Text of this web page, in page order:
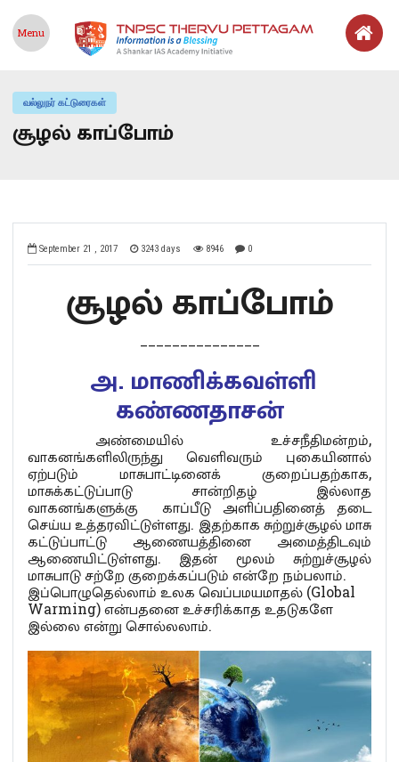
Menu
வல்லுநர் கட்டுரைகள்
சூழல் காப்போம்
September 21 , 2017 3243 days 8946 0
சூழல் காப்போம்
அ. மாணிக்கவள்ளி
கண்ணதாசன்
அண்மையில் உச்சநீதிமன்றம்,
வாகனங்களிலிருந்து வெளிவரும் புகையினால்
ஏற்படும் மாசுபாட்டினைக் குறைப்பதற்காக,
மாசுக்கட்டுப்பாடு சான்றிதழ் இல்லாத
வாகனங்களுக்கு காப்பீடு அளிப்பதினைத் தடை
செய்ய உத்தரவிட்டுள்ளது. இதற்காக சுற்றுச்சூழல் மாசு
கட்டுப்பாட்டு ஆணையத்தினை அமைத்திடவும்
ஆணையிட்டுள்ளது. இதன் மூலம் சுற்றுச்சூழல்
மாசுபாடு சற்றே குறைக்கப்படும் என்றே நம்பலாம்.
இப்பொழுதெல்லாம் உலக வெப்பமயமாதல் (Global
Warming) என்பதனை உச்சரிக்காத உதடுகளே
இல்லை என்று சொல்லலாம்.